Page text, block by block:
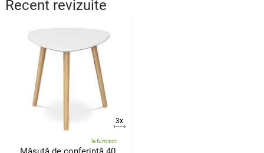
Recent revizuite
3x
la furnizor